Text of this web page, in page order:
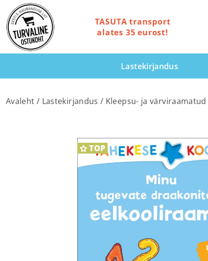
TASUTA transport
alates 35 eurost!
Lastekirjandus
Avaleht / Lastekirjandus / Kleepsu- ja värviraamatud
TOP